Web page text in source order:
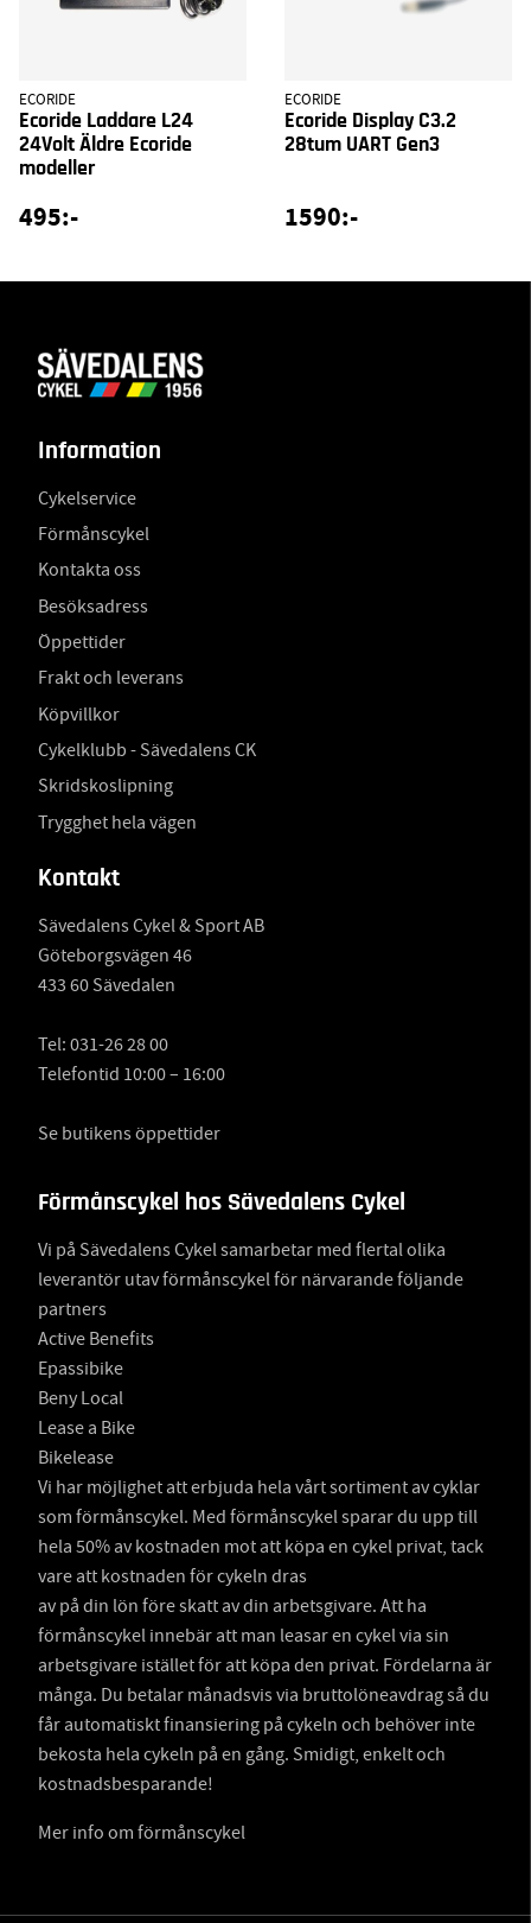
ECORIDE
Ecoride Laddare L24
24Volt Äldre Ecoride
modeller
495:-
ECORIDE
Ecoride Display C3.2
28tum UART Gen3
1590:-
Information
Cykelservice
Förmånscykel
Kontakta oss
Besöksadress
Öppettider
Frakt och leverans
Köpvillkor
Cykelklubb - Sävedalens CK
Skridskoslipning
Trygghet hela vägen
Kontakt
Sävedalens Cykel & Sport AB
Göteborgsvägen 46
433 60 Sävedalen
Tel: 031-26 28 00
Telefontid 10:00 – 16:00
Se butikens öppettider
Förmånscykel hos Sävedalens Cykel
Vi på Sävedalens Cykel samarbetar med flertal olika
leverantör utav förmånscykel för närvarande följande
partners
Active Benefits
Epassibike
Beny Local
Lease a Bike
Bikelease
Vi har möjlighet att erbjuda hela vårt sortiment av cyklar
som förmånscykel. Med förmånscykel sparar du upp till
hela 50% av kostnaden mot att köpa en cykel privat, tack
vare att kostnaden för cykeln dras
av på din lön före skatt av din arbetsgivare. Att ha
förmånscykel innebär att man leasar en cykel via sin
arbetsgivare istället för att köpa den privat. Fördelarna är
många. Du betalar månadsvis via bruttolöneavdrag så du
får automatiskt finansiering på cykeln och behöver inte
bekosta hela cykeln på en gång. Smidigt, enkelt och
kostnadsbesparande!
Mer info om förmånscykel